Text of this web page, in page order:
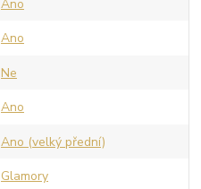
Ano
Ano
Ne
Ano
Ano (velký přední)
Glamory